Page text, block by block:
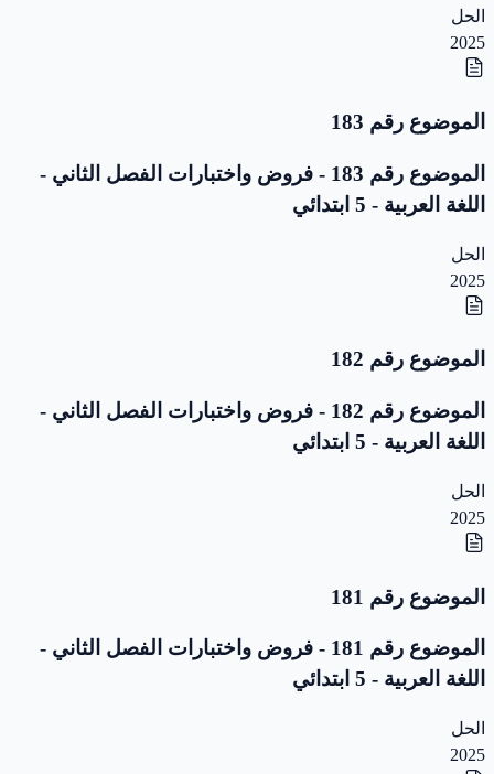
الحل
2025
الموضوع رقم 183
الموضوع رقم 183 - فروض واختبارات الفصل الثاني -
اللغة العربية - 5 ابتدائي
الحل
2025
الموضوع رقم 182
الموضوع رقم 182 - فروض واختبارات الفصل الثاني -
اللغة العربية - 5 ابتدائي
الحل
2025
الموضوع رقم 181
الموضوع رقم 181 - فروض واختبارات الفصل الثاني -
اللغة العربية - 5 ابتدائي
الحل
2025